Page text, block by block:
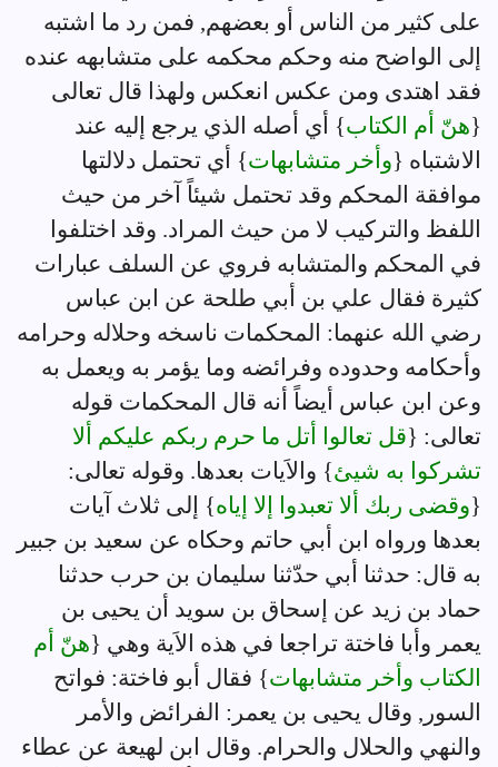
على كثير من الناس أو بعضهم, فمن رد ما اشتبه
إلى الواضح منه وحكم محكمه على متشابهه عنده
فقد اهتدى ومن عكس انعكس ولهذا قال تعالى
{هنّ أم الكتاب} أي أصله الذي يرجع إليه عند
الاشتباه {وأخر متشابهات} أي تحتمل دلالتها
موافقة المحكم وقد تحتمل شيئاً آخر من حيث
اللفظ والتركيب لا من حيث المراد. وقد اختلفوا
في المحكم والمتشابه فروي عن السلف عبارات
كثيرة فقال علي بن أبي طلحة عن ابن عباس
رضي الله عنهما: المحكمات ناسخه وحلاله وحرامه
وأحكامه وحدوده وفرائضه وما يؤمر به ويعمل به
وعن ابن عباس أيضاً أنه قال المحكمات قوله
تعالى: {قل تعالوا أتل ما حرم ربكم عليكم ألا
تشركوا به شيئ} والاَيات بعدها. وقوله تعالى:
{وقضى ربك ألا تعبدوا إلا إياه} إلى ثلاث آيات
بعدها ورواه ابن أبي حاتم وحكاه عن سعيد بن جبير
به قال: حدثنا أبي حدّثنا سليمان بن حرب حدثنا
حماد بن زيد عن إسحاق بن سويد أن يحيى بن
يعمر وأبا فاختة تراجعا في هذه الاَية وهي {هنّ أم
الكتاب وأخر متشابهات} فقال أبو فاختة: فواتح
السور, وقال يحيى بن يعمر: الفرائض والأمر
والنهي والحلال والحرام. وقال ابن لهيعة عن عطاء